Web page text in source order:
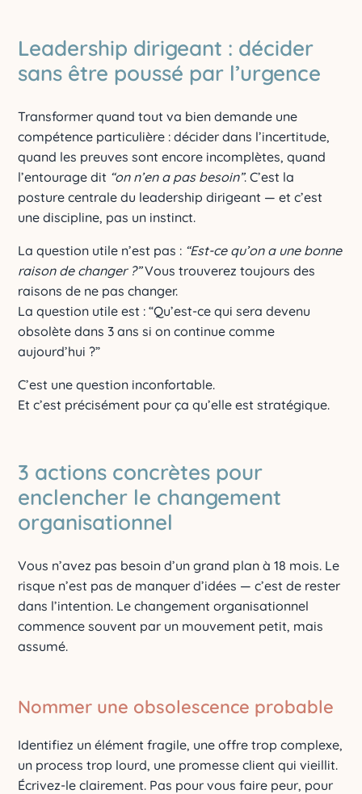
Leadership dirigeant : décider
sans être poussé par l’urgence
Transformer quand tout va bien demande une
compétence particulière : décider dans l’incertitude,
quand les preuves sont encore incomplètes, quand
l’entourage dit “on n’en a pas besoin”. C’est la
posture centrale du leadership dirigeant — et c’est
une discipline, pas un instinct.
La question utile n’est pas : “Est-ce qu’on a une bonne
raison de changer ?”Vous trouverez toujours des
raisons de ne pas changer.
La question utile est : “Qu’est-ce qui sera devenu
obsolète dans 3 ans si on continue comme
aujourd’hui ?”
C’est une question inconfortable.
Et c’est précisément pour ça qu’elle est stratégique.
3 actions concrètes pour
enclencher le changement
organisationnel
Vous n’avez pas besoin d’un grand plan à 18 mois. Le
risque n’est pas de manquer d’idées — c’est de rester
dans l’intention. Le changement organisationnel
commence souvent par un mouvement petit, mais
assumé.
Nommer une obsolescence probable
Identifiez un élément fragile, une offre trop complexe,
un process trop lourd, une promesse client qui vieillit.
Écrivez-le clairement. Pas pour vous faire peur, pour